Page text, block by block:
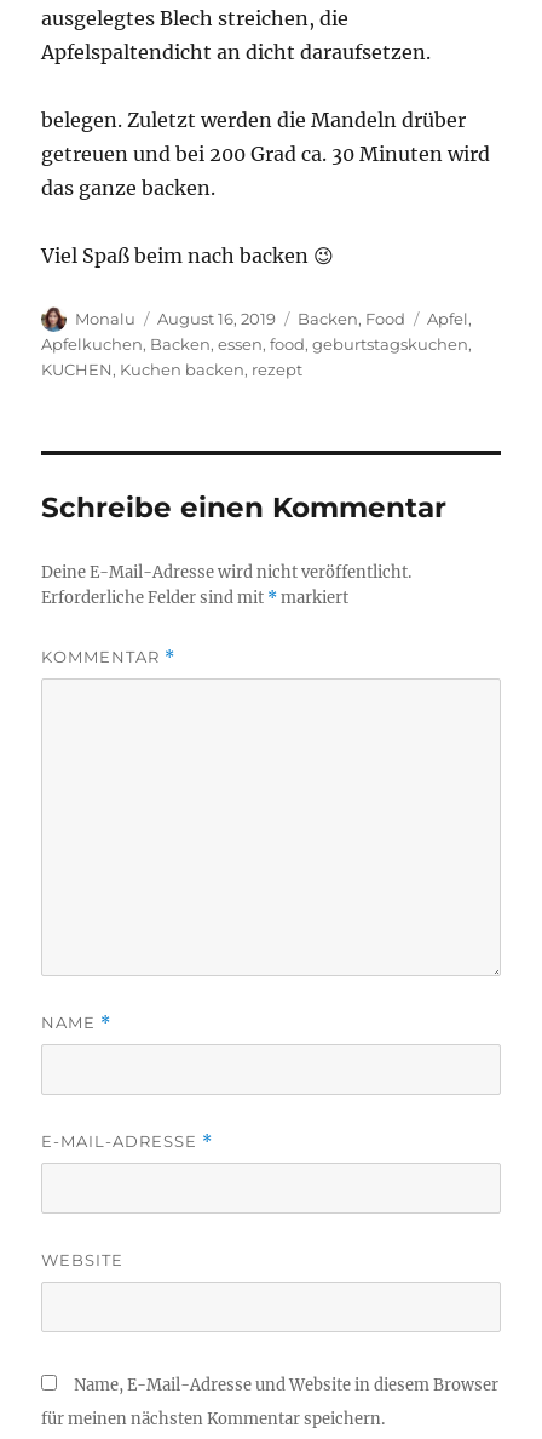
ausgelegtes Blech streichen, die
Apfelspaltendicht an dicht daraufsetzen.
belegen. Zuletzt werden die Mandeln drüber
getreuen und bei 200 Grad ca. 30 Minuten wird
das ganze backen.
Viel Spaß beim nach backen 😉
Autor
Monalu
Veröffentlicht
am
August 16, 2019 Kategorien
Backen, Food Schlagwörter
Apfel,
Apfelkuchen, Backen,essen,food,geburtstagskuchen,
KUCHEN, Kuchen backen, rezept
Schreibe einen Kommentar
Deine E-Mail-Adresse wird nicht veröffentlicht.
Erforderliche Felder sind mit *markiert
KOMMENTAR *
NAME *
E-MAIL-ADRESSE *
WEBSITE
Name, E-Mail-Adresse und Website in diesem Browser
für meinen nächsten Kommentar speichern.